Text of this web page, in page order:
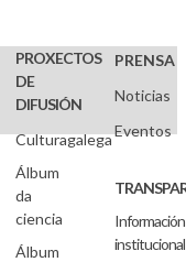
PROXECTOS
DE
DIFUSIÓN
Culturagalega
Álbum
da
ciencia
Álbum
PRENSA
Noticias
Eventos
Información
institucional